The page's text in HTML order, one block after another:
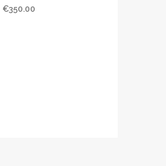
€350.00